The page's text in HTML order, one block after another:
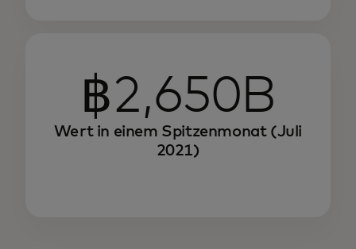
฿2,650B
Wert in einem Spitzenmonat (Juli
2021)